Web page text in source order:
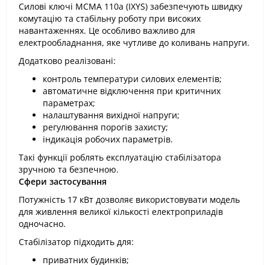
Силові ключі MCMA 110a (IXYS) забезпечують швидку
комутацію та стабільну роботу при високих
навантаженнях. Це особливо важливо для
електрообладнання, яке чутливе до коливань напруги.
Додатково реалізовані:
контроль температури силових елементів;
автоматичне відключення при критичних
параметрах;
налаштування вихідної напруги;
регулювання порогів захисту;
індикація робочих параметрів.
Такі функції роблять експлуатацію стабілізатора
зручною та безпечною.
Сфери застосування
Потужність 17 кВт дозволяє використовувати модель
для живлення великої кількості електроприладів
одночасно.
Стабілізатор підходить для:
приватних будинків;